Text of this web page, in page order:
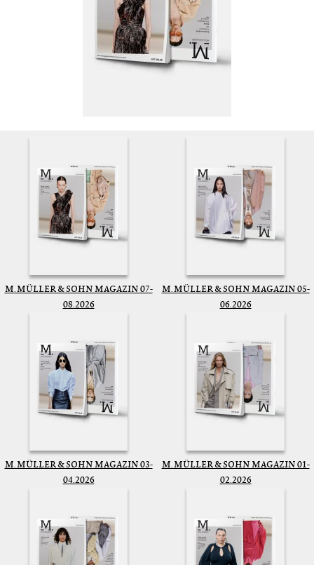
M. MÜLLER & SOHN MAGAZIN 07-
08.2026
M. MÜLLER & SOHN MAGAZIN 05-
06.2026
M. MÜLLER & SOHN MAGAZIN 03-
04.2026
M. MÜLLER & SOHN MAGAZIN 01-
02.2026